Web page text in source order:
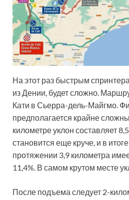
На этот раз быстрым
из Дении, будет сложно.
Кати в Сьерра-дель-Майгмо.
предполагается крайне
километре уклон составляет
становится еще круче, и в
протяжении 3,9 километра
11,4%. В самом крутом месте
После подъема следует 2-